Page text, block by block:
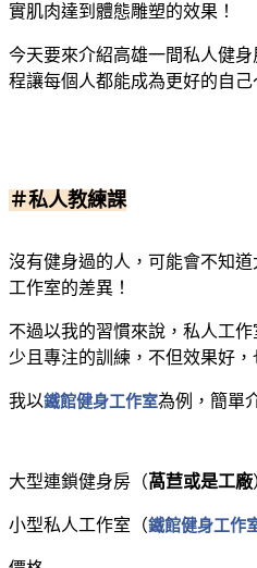
實肌肉達到體態雕塑的效果！
今天要來介紹高雄一間私人健身
程讓每個人都能成為更好的自己
＃私人教練課
沒有健身過的人，可能會不知
工作室的差異！
不過以我的習慣來說，私人工
少且專注的訓練，不但效果好
我以鐵館健身工作室為例，簡單
大型連鎖健身房（萵苣或是工廠
小型私人工作室（鐵館健身工作